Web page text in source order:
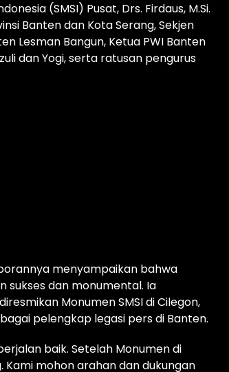
(SMSI) Pusat, Drs. Firdaus, M.Si.
Banten dan Kota Serang, Sekjen
Lesman Bangun, Ketua PWI Banten
dan Yogi, serta ratusan pengurus
menyampaikan bahwa
sukses dan monumental. Ia
Monumen SMSI di Cilegon,
pelengkap legasi pers di Banten.
baik. Setelah Monumen di
Kami mohon arahan dan dukungan